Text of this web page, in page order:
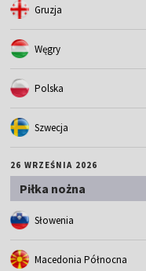
Gruzja
Węgry
Polska
Szwecja
26 WRZEŚNIA 2026
Piłka nożna
Słowenia
Macedonia Północna